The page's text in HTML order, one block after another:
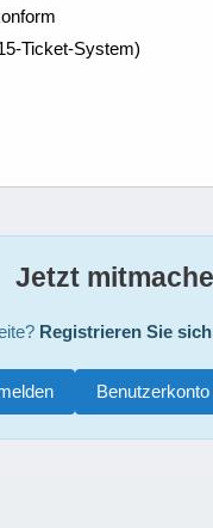
Ticket-System)
Jetzt
Registrieren Sie